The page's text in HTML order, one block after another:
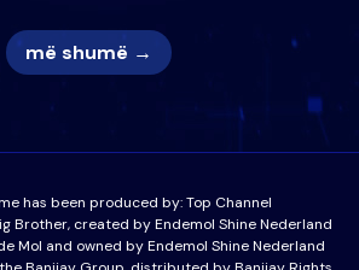
më shumë →
has been produced by:Top Channel
Brother, created by Endemol Shine Nederland
Mol and owned by Endemol Shine Nederland